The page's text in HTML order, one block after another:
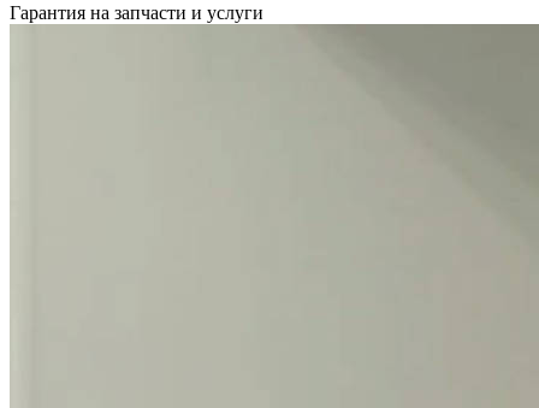
Гарантия на запчасти и услуги